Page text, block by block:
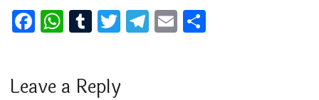
F
a
b
W
h
s
T
u
bl
T
wi
er
T
el
E
m
Leave a Reply